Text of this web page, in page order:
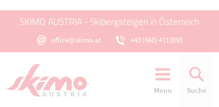
SKIMO AUSTRIA - Skibergsteigen in Österreich
office@skimo.at +43 (660) 4113091
Menu Suche